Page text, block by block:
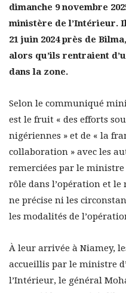
dimanche 9 novembre
ministère de l’Intérieur.
21 juin 2024 près de
alors qu’ils rentraient
dans la zone.
Selon le communiqué
est le fruit « des efforts
nigériennes » et de « la
collaboration » avec les
remerciées par le
rôle dans l’opération et
ne précise ni les
les modalités de
À leur arrivée à Niamey,
accueillis par le ministre
l’Intérieur, le général